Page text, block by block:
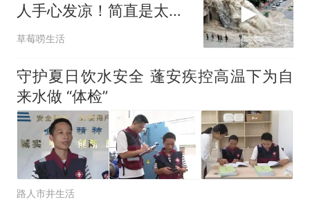
人手心发凉！简直是太恐
怖了
草莓唠生活
守护夏日饮水安全 蓬安疾控高温下为自
来水做 “体检”
路人市井生活